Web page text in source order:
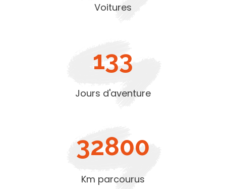
Voitures
133
Jours d'aventure
32800
Km parcourus